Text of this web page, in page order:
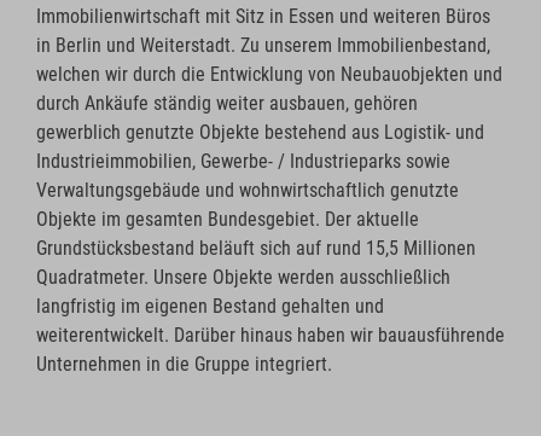
Immobilienwirtschaft mit Sitz in Essen und weiteren Büros
in Berlin und Weiterstadt. Zu unserem Immobilienbestand,
welchen wir durch die Entwicklung von Neubauobjekten und
durch Ankäufe ständig weiter ausbauen, gehören
gewerblich genutzte Objekte bestehend aus Logistik- und
Industrieimmobilien, Gewerbe- / Industrieparks sowie
Verwaltungsgebäude und wohnwirtschaftlich genutzte
Objekte im gesamten Bundesgebiet. Der aktuelle
Grundstücksbestand beläuft sich auf rund 15,5 Millionen
Quadratmeter. Unsere Objekte werden ausschließlich
langfristig im eigenen Bestand gehalten und
weiterentwickelt. Darüber hinaus haben wir bauausführende
Unternehmen in die Gruppe integriert.